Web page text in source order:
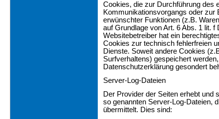
Cookies, die zur Durchführung des
Kommunikationsvorgangs oder zur
erwünschter Funktionen (z.B.
auf Grundlage von Art. 6 Abs. 1 lit.
Websitebetreiber hat ein
Cookies zur technisch fehlerfreien
Dienste. Soweit andere Cookies
Surfverhaltens) gespeichert
Datenschutzerklärung gesondert
Server-Log-Dateien
Der Provider der Seiten erhebt und
so genannten Server-Log-Dateien,
übermittelt. Dies sind: